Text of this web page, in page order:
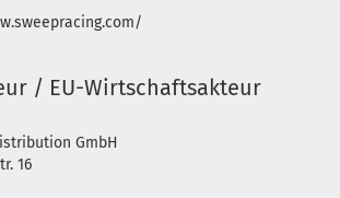
/ EU-Wirtschaftsakteur
GmbH
16